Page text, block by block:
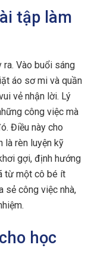
tập làm
ra. Vào buổi sáng
áo sơ mi và quần
vẻ nhận lời. Lý
công việc mà
Điều này cho
là rèn luyện kỹ
gợi, định hướng
từ một cô bé ít
sẻ công việc nhà,
học